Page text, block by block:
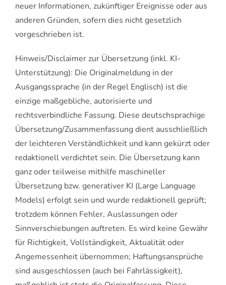
neuer Informationen, zukünftiger Ereignisse oder aus
anderen Gründen, sofern dies nicht gesetzlich
vorgeschrieben ist.
Hinweis/Disclaimer zur Übersetzung (inkl. KI-
Unterstützung): Die Originalmeldung in der
Ausgangssprache (in der Regel Englisch) ist die
einzige maßgebliche, autorisierte und
rechtsverbindliche Fassung. Diese deutschsprachige
Übersetzung/Zusammenfassung dient ausschließlich
der leichteren Verständlichkeit und kann gekürzt oder
redaktionell verdichtet sein. Die Übersetzung kann
ganz oder teilweise mithilfe maschineller
Übersetzung bzw. generativer KI (Large Language
Models) erfolgt sein und wurde redaktionell geprüft;
trotzdem können Fehler, Auslassungen oder
Sinnverschiebungen auftreten. Es wird keine Gewähr
für Richtigkeit, Vollständigkeit, Aktualität oder
Angemessenheit übernommen; Haftungsansprüche
sind ausgeschlossen (auch bei Fahrlässigkeit),